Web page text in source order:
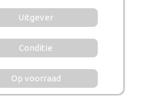
Uitgever
Conditie
Op voorraad